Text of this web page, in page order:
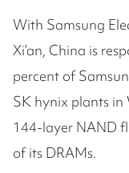
With Samsung
Xi’an, China is
percent of
SK hynix plants
144-layer NAND
of its DRAMs.